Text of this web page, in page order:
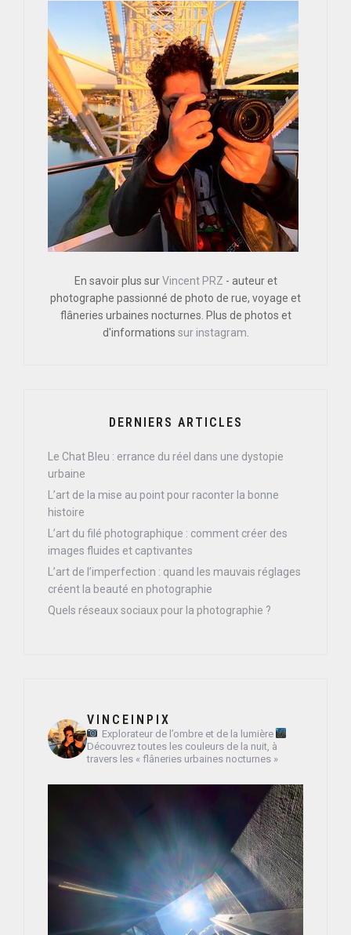
En savoir plus surVincent PRZ - auteur et
photographe passionné de photo de rue, voyage et
flâneries urbaines nocturnes. Plus de photos et
d'informations sur instagram
DERNIERS ARTICLES
Le Chat Bleu : errance du réel dans une dystopie
urbaine
L’art de la mise au point pour raconter la bonne
histoire
L’art du filé photographique : comment créer des
images fluides et captivantes
L’art de l’imperfection : quand les mauvais réglages
créent la beauté en photographie
Quels réseaux sociaux pour la photographie ?
VINCEINPIX
Explorateur de l’ombre et de la lumière
Découvrez toutes les couleurs de la nuit, à
travers les « flâneries urbaines nocturnes »